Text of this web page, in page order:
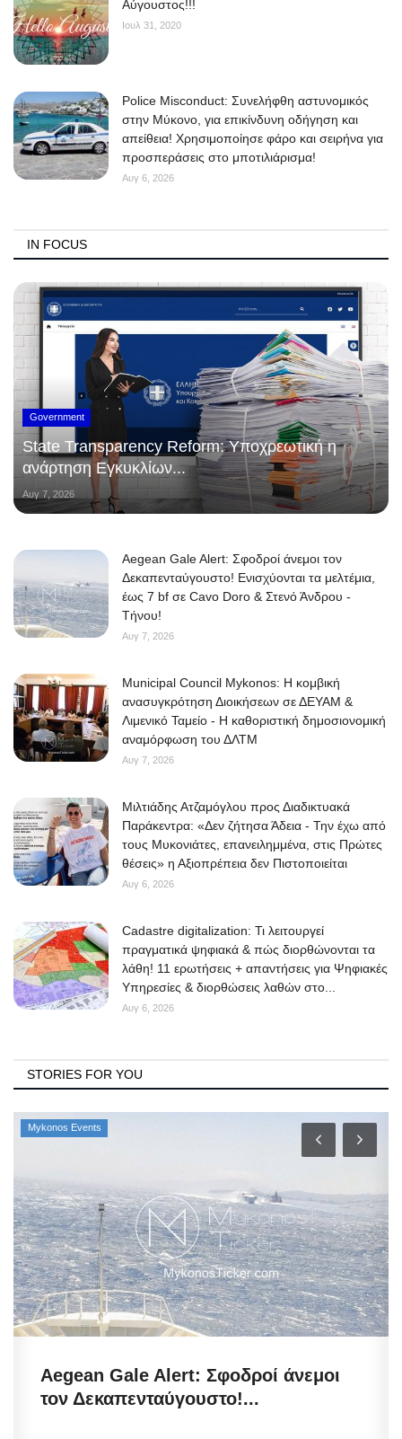
Αύγουστος!!!
Ιουλ 31, 2020
Police Misconduct: Συνελήφθη αστυνομικός
στην Μύκονο, για επικίνδυνη οδήγηση και
απείθεια! Χρησιμοποίησε φάρο και σειρήνα για
προσπεράσεις στο μποτιλιάρισμα!
Αυγ 6, 2026
IN FOCUS
Government
State Transparency Reform: Υποχρεωτική η
ανάρτηση Εγκυκλίων...
Αυγ 7, 2026
Aegean Gale Alert: Σφοδροί άνεμοι τον
Δεκαπενταύγουστο! Ενισχύονται τα μελτέμια,
έως 7 bf σε Cavo Doro & Στενό Άνδρου -
Τήνου!
Αυγ 7, 2026
Municipal Council Mykonos: Η κομβική
ανασυγκρότηση Διοικήσεων σε ΔΕΥΑΜ &
Λιμενικό Ταμείο - Η καθοριστική δημοσιονομική
αναμόρφωση του ΔΛΤΜ
Αυγ 7, 2026
Μιλτιάδης Ατζαμόγλου προς Διαδικτυακά
Παράκεντρα: «Δεν ζήτησα Άδεια - Την έχω από
τους Μυκονιάτες, επανειλημμένα, στις Πρώτες
θέσεις» η Αξιοπρέπεια δεν Πιστοποιείται
Αυγ 6, 2026
Cadastre digitalization: Τι λειτουργεί
πραγματικά ψηφιακά & πώς διορθώνονται τα
λάθη! 11 ερωτήσεις + απαντήσεις για Ψηφιακές
Υπηρεσίες & διορθώσεις λαθών στο...
Αυγ 6, 2026
STORIES FOR YOU
Mykonos Events
Aegean Gale Alert: Σφοδροί άνεμοι
τον Δεκαπενταύγουστο!...